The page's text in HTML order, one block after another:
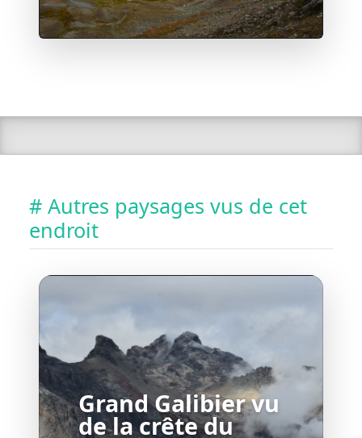
# Autres paysages vus de cet
endroit
Grand Galibier vu
de la crête du